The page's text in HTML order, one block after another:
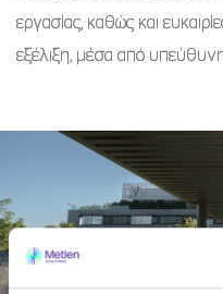
εργασίας, καθώς και
εξέλιξη, μέσα από